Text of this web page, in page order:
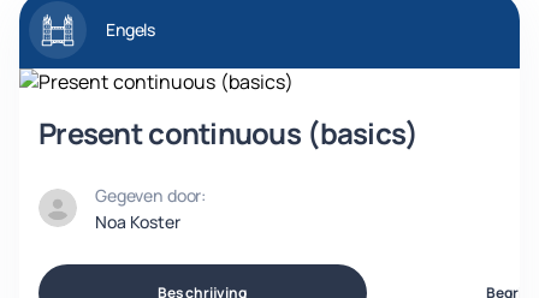
vakken.
Engels
Present continuous (basics)
Gegeven door:
Noa Koster
Beschrijving